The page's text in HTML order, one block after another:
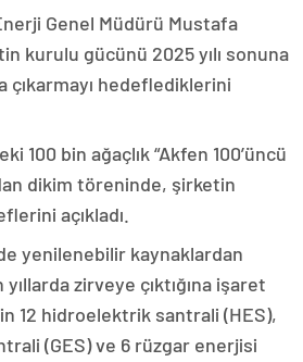
Genel Müdürü Mustafa
kurulu gücünü 2025 yılı sonuna
çıkarmayı hedeflediklerini
100 bin ağaçlık “Akfen 100’üncü
dikim töreninde, şirketin
açıkladı.
yenilenebilir kaynaklardan
zirveye çıktığına işaret
12 hidroelektrik santrali (HES),
(GES) ve 6 rüzgar enerjisi